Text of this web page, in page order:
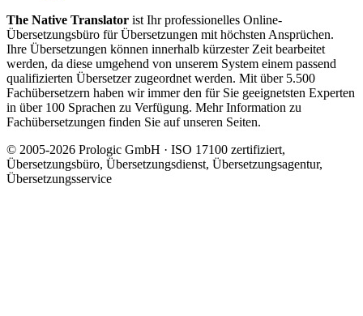
The Native Translator ist Ihr professionelles Online-
Übersetzungsbüro für Übersetzungen mit höchsten Ansprüchen.
Ihre Übersetzungen können innerhalb kürzester Zeit bearbeitet
werden, da diese umgehend von unserem System einem passend
qualifizierten Übersetzer zugeordnet werden. Mit über 5.500
Fachübersetzern haben wir immer den für Sie geeignetsten Experten
in über 100 Sprachen zu Verfügung. Mehr Information zu
Fachübersetzungen finden Sie auf unseren Seiten.
© 2005-2026 Prologic GmbH · ISO 17100 zertifiziert,
Übersetzungsbüro, Übersetzungsdienst, Übersetzungsagentur,
Übersetzungsservice